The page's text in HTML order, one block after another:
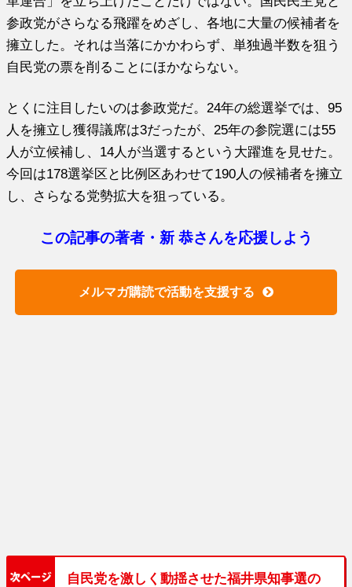
参政党がさらなる飛躍をめざし、各地に大量の候補者を
擁立した。それは当落にかかわらず、単独過半数を狙う
自民党の票を削ることにほかならない。
とくに注目したいのは参政党だ。24年の総選挙では、95
人を擁立し獲得議席は3だったが、25年の参院選には55
人が立候補し、14人が当選するという大躍進を見せた。
今回は178選挙区と比例区あわせて190人の候補者を擁立
し、さらなる党勢拡大を狙っている。
この記事の著者・新 恭さんを応援しよう
メルマガ購読で活動を支援する
自民党を激しく動揺させた福井県知事選の